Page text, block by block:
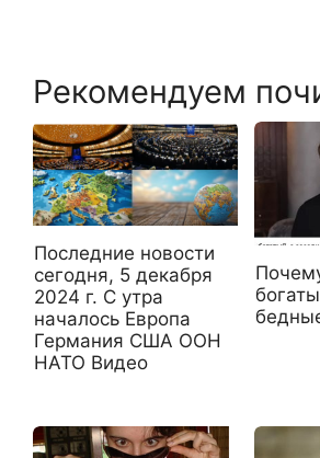
Рекомендуем
Последние новости
сегодня, 5 декабря
2024 г. С утра
началось Европа
Германия США ООН
НАТО Видео